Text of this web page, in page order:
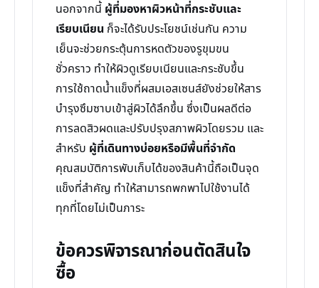
นอกจากนี้ ผู้ที่มองหาผิวหน้าที่กระชับและ
เรียบเนียน ก็จะได้รับประโยชน์เช่นกัน ความ
เย็นจะช่วยกระตุ้นการหดตัวของรูขุมขน
ชั่วคราว ทำให้ผิวดูเรียบเนียนและกระชับขึ้น
การใช้ถาดน้ำแข็งที่ผสมเอสเซนส์ยังช่วยให้สาร
บำรุงซึมซาบเข้าสู่ผิวได้ลึกขึ้น ซึ่งเป็นผลดีต่อ
การลดสิวผดและปรับปรุงสภาพผิวโดยรวม และ
สำหรับ ผู้ที่เดินทางบ่อยหรือมีพื้นที่จำกัด
คุณสมบัติการพับเก็บได้ของสินค้านี้ถือเป็นจุด
แข็งที่สำคัญ ทำให้สามารถพกพาไปใช้งานได้
ทุกที่โดยไม่เป็นภาระ
ข้อควรพิจารณาก่อนตัดสินใจ
ซื้อ